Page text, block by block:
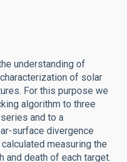
understanding of
of solar
For this purpose we
algorithm to three
and to a
surface divergence
measuring the
and death of each target.